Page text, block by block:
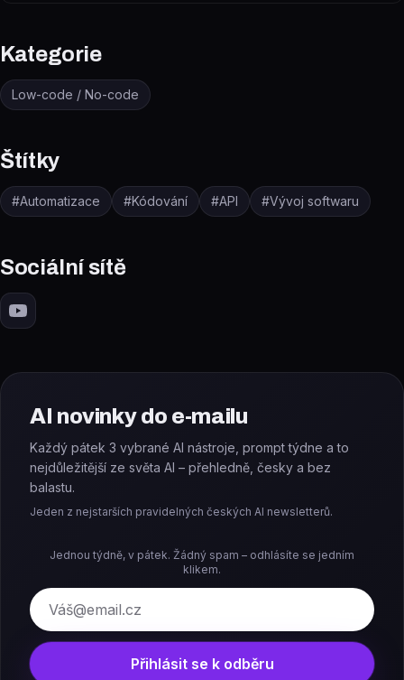
Kategorie
Low-code / No-code
Štítky
#Automatizace #Kódování #API #Vývoj softwaru
Sociální sítě
AI novinky do e-mailu
Každý pátek 3 vybrané AI nástroje, prompt týdne a to
nejdůležitější ze světa AI – přehledně, česky a bez
balastu.
Jeden z nejstarších pravidelných českých AI newsletterů.
Jednou týdně, v pátek. Žádný spam – odhlásíte se jedním
klikem.
E-mail
Přihlásit se k odběru